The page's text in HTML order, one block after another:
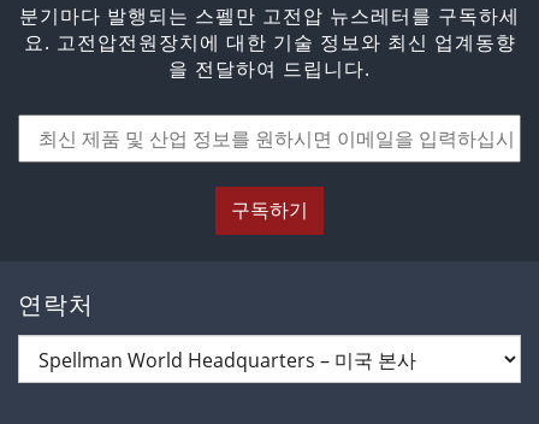
분기마다 발행되는 스펠만 고전압 뉴스레터를 구독하세
요. 고전압전원장치에 대한 기술 정보와 최신 업계동향
을 전달하여 드립니다.
구독하기
연락처